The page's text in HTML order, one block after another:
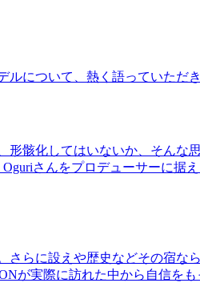
について、熱く語っていただき
形骸化してはいないか、そんな
さんをプロデューサーに据
らに設えや歴史などその宿な
が実際に訪れた中から自信をも